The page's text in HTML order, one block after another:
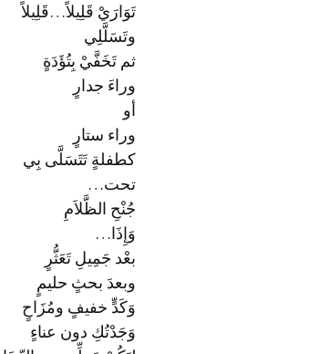
تَوَارَيْ قَلِيلاً…قَلِيلاً
وتَسَلَّلِي
ثم تَخَفَّيْ بِتُؤَدَةٍ
وراءَ جدارٍ
أو
وراء ستارٍ
كطفلةٍ تَتَسَلَّى بِي
تحت…
جُنْحِ الظَّلاَمِ
وَإِذَا…
بعْد جَمِيلِ تَعَثُّرٍ
وبعدَ بحثٍ حليمٍ
وَكَدٍّ خفيفٍ ومُزَاحٍ
وَجَدْتُكِ دون عناءٍ